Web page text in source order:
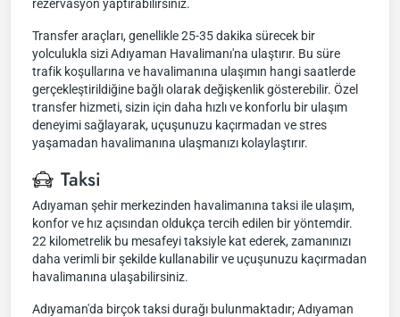
rezervasyon yaptırabilirsiniz.
Transfer araçları, genellikle 25-35 dakika sürecek bir
yolculukla sizi Adıyaman Havalimanı'na ulaştırır. Bu süre
trafik koşullarına ve havalimanına ulaşımın hangi saatlerde
gerçekleştirildiğine bağlı olarak değişkenlik gösterebilir. Özel
transfer hizmeti, sizin için daha hızlı ve konforlu bir ulaşım
deneyimi sağlayarak, uçuşunuzu kaçırmadan ve stres
yaşamadan havalimanına ulaşmanızı kolaylaştırır.
Taksi
Adıyaman şehir merkezinden havalimanına taksi ile ulaşım,
konfor ve hız açısından oldukça tercih edilen bir yöntemdir.
22 kilometrelik bu mesafeyi taksiyle kat ederek, zamanınızı
daha verimli bir şekilde kullanabilir ve uçuşunuzu kaçırmadan
havalimanına ulaşabilirsiniz.
Adıyaman'da birçok taksi durağı bulunmaktadır; Adıyaman